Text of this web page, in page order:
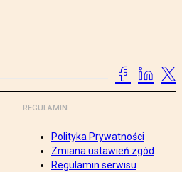
REGULAMIN
Polityka Prywatności
Zmiana ustawień zgód
Regulamin serwisu